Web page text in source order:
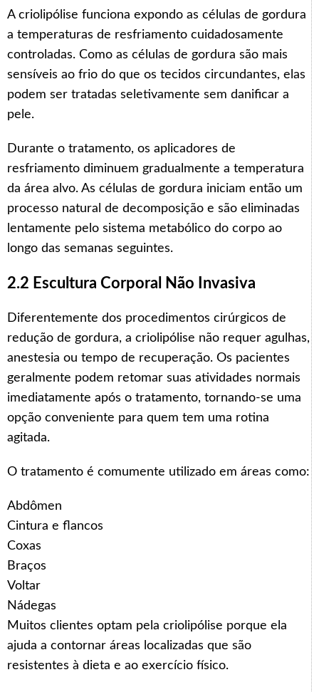
A criolipólise funciona expondo as células de gordura
a temperaturas de resfriamento cuidadosamente
controladas. Como as células de gordura são mais
sensíveis ao frio do que os tecidos circundantes, elas
podem ser tratadas seletivamente sem danificar a
pele.
Durante o tratamento, os aplicadores de
resfriamento diminuem gradualmente a temperatura
da área alvo. As células de gordura iniciam então um
processo natural de decomposição e são eliminadas
lentamente pelo sistema metabólico do corpo ao
longo das semanas seguintes.
2.2 Escultura Corporal Não Invasiva
Diferentemente dos procedimentos cirúrgicos de
redução de gordura, a criolipólise não requer agulhas,
anestesia ou tempo de recuperação. Os pacientes
geralmente podem retomar suas atividades normais
imediatamente após o tratamento, tornando-se uma
opção conveniente para quem tem uma rotina
agitada.
O tratamento é comumente utilizado em áreas como:
Abdômen
Cintura e flancos
Coxas
Braços
Voltar
Nádegas
Muitos clientes optam pela criolipólise porque ela
ajuda a contornar áreas localizadas que são
resistentes à dieta e ao exercício físico.